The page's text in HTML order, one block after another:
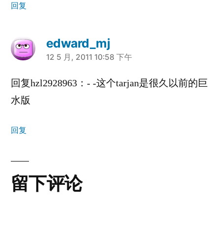
回复
edward_mj
说：
12 5 月, 2011 10:58 下午
回复hzl2928963：- -这个tarjan是很久以前的巨
水版
回复
留下评论